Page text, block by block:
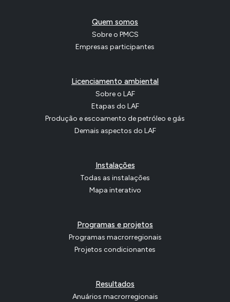
Quem somos
Sobre o PMCS
Empresas participantes
Licenciamento ambiental
Sobre o LAF
Etapas do LAF
Produção e escoamento de petróleo e gás
Demais aspectos do LAF
Instalações
Todas as instalações
Mapa interativo
Programas e projetos
Programas macrorregionais
Projetos condicionantes
Resultados
Anuários macrorregionais